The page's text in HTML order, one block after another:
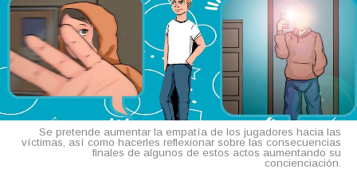
Se pretende aumentar la empatía de los jugadores hacia las
víctimas, así como hacerles reflexionar sobre las consecuencias
finales de algunos de estos actos aumentando su
concienciación.